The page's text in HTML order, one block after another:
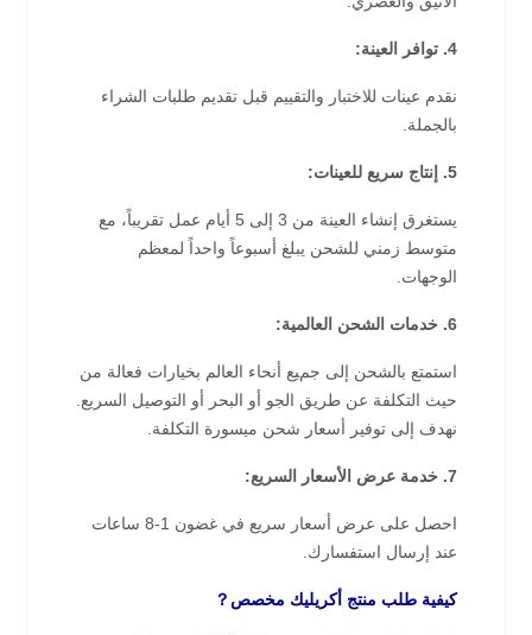
4. توافر العينة:
نقدم عينات للاختبار والتقييم قبل تقديم طلبات الشراء
بالجملة.
5. إنتاج سريع للعينات:
يستغرق إنشاء العينة من 3 إلى 5 أيام عمل تقريباً، مع
متوسط زمني للشحن يبلغ أسبوعاً واحداً لمعظم
الوجهات.
6. خدمات الشحن العالمية:
استمتع بالشحن إلى جميع أنحاء العالم بخيارات فعالة من
حيث التكلفة عن طريق الجو أو البحر أو التوصيل السريع.
نهدف إلى توفير أسعار شحن ميسورة التكلفة.
7. خدمة عرض الأسعار السريع:
احصل على عرض أسعار سريع في غضون 1-8 ساعات
عند إرسال استفسارك.
كيفية طلب منتج أكريليك مخصص？